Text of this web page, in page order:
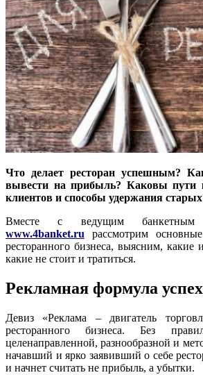
Что делает ресторан успешным?
вывести на прибыль? Каковы пути
клиентов и способы удержания
Вместе с ведущим банкетным
www.4banket.ru рассмотрим
ресторанного бизнеса, выясним, какие
какие не стоит и тратиться.
Рекламная формула
Девиз «Реклама – двигатель
ресторанного бизнеса. Без
целенаправленной, разнообразной и
начавший и ярко заявивший о себе
и начнет считать не прибыль, а убытки.